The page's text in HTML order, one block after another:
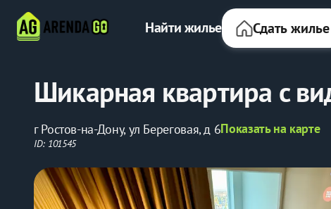
Найти жилье Сдать жилье
Шикарная квартира с
г Ростов-на-Дону, ул Береговая, д 6Показать на карте
ID: 101545